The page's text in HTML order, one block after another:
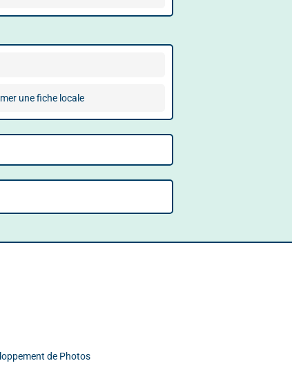
une fiche locale
de Photos